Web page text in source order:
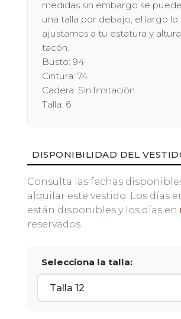
medidas sin embargo se
una talla por debajo, el largo lo
ajustamos a tu estatura y
tacón.
Busto: 94
Cintura: 74
Cadera: Sin limitación
Talla: 6
DISPONIBILIDAD DEL
Consulta las fechas
alquilar este vestido. Los días
están disponibles y los días en
reservados.
Selecciona la talla: